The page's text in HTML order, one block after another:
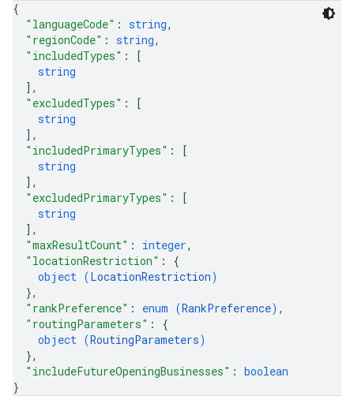
{
"languageCode" : string,
"regionCode" : string,
"includedTypes" :
[
string
] ,
"excludedTypes" :
[
string
] ,
"includedPrimaryTypes" :
[
string
] ,
"excludedPrimaryTypes" :
[
string
] ,
"maxResultCount" : integer,
"locationRestriction" : {
object (LocationRestriction)
},
"rankPreference" : enum (RankPreference) ,
"routingParameters" : {
object (RoutingParameters)
},
"includeFutureOpeningBusinesses" : boolean
}